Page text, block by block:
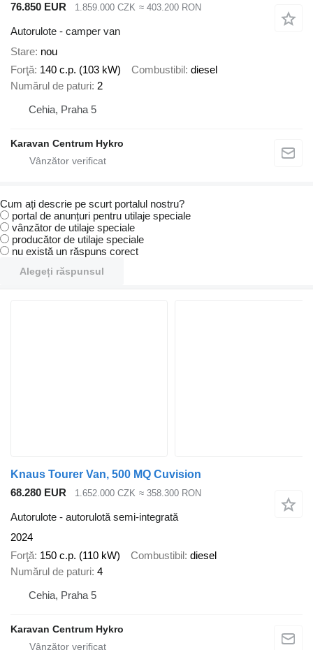
76.850 EUR
1.859.000 CZK ≈ 403.200 RON
Autorulote - camper van
Stare nou
Forţă 140 c.p. (103 kW) Combustibil diesel
Numărul de paturi 2
Cehia, Praha 5
Karavan Centrum Hykro
Cum ați descrie pe scurt portalul nostru?
portal de anunțuri pentru utilaje speciale
vânzător de utilaje speciale
producător de utilaje speciale
nu există un răspuns corect
Alegeți răspunsul
Knaus Tourer Van, 500 MQ Cuvision
68.280 EUR
1.652.000 CZK ≈ 358.300 RON
Autorulote - autorulotă semi-integrată
2024
Forţă 150 c.p. (110 kW) Combustibil diesel
Numărul de paturi 4
Cehia, Praha 5
Karavan Centrum Hykro